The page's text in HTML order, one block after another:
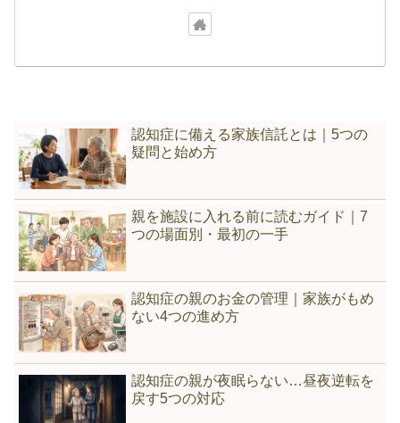
認知症に備える家族信託とは｜5つの
疑問と始め方
親を施設に入れる前に読むガイド｜7
つの場面別・最初の一手
認知症の親のお金の管理｜家族がもめ
ない4つの進め方
認知症の親が夜眠らない…昼夜逆転を
戻す5つの対応